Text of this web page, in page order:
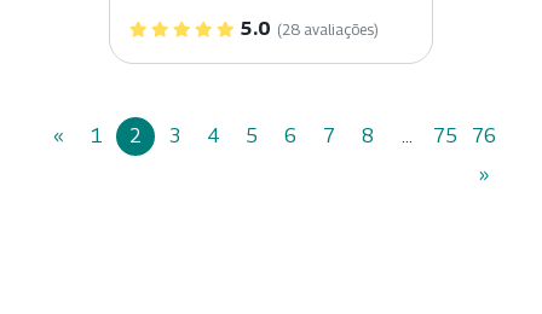
5.0 (28 avaliações)
« 1 2 3 4 5 6 7 8 ... 75
76
»